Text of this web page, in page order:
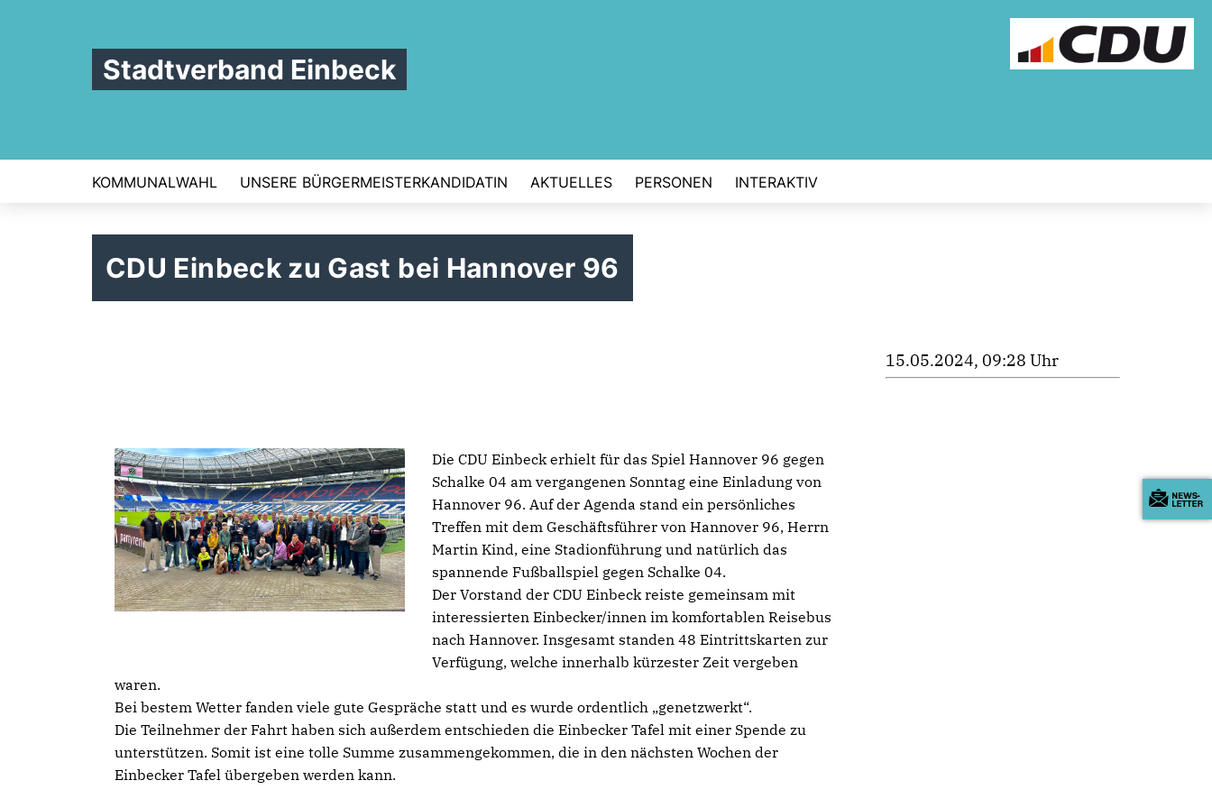
Stadtverband Einbeck
KOMMUNALWAHL UNSERE BÜRGERMEISTERKANDIDATIN AKTUELLES PERSONEN INTERAKTIV
CDU Einbeck zu Gast bei Hannover 96
Die CDU Einbeck erhielt für das Spiel Hannover 96 gegen
Schalke 04 am vergangenen Sonntag eine Einladung von
Hannover 96. Auf der Agenda stand ein persönliches
Treffen mit dem Geschäftsführer von Hannover 96, Herrn
Martin Kind, eine Stadionführung und natürlich das
spannende Fußballspiel gegen Schalke 04.
Der Vorstand der CDU Einbeck reiste gemeinsam mit
interessierten Einbecker/innen im komfortablen Reisebus
nach Hannover. Insgesamt standen 48 Eintrittskarten zur
Verfügung, welche innerhalb kürzester Zeit vergeben
waren.
Bei bestem Wetter fanden viele gute Gespräche statt und es wurde ordentlich „genetzwerkt“.
Die Teilnehmer der Fahrt haben sich außerdem entschieden die Einbecker Tafel mit einer Spende zu
unterstützen. Somit ist eine tolle Summe zusammengekommen, die in den nächsten Wochen der
Einbecker Tafel übergeben werden kann.
15.05.2024, 09:28 Uhr